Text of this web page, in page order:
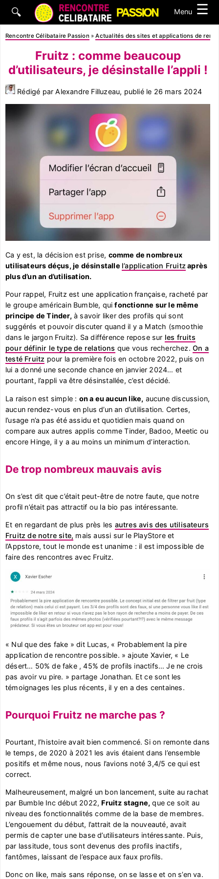
🔍 Menu ☰
Rencontre Célibataire Passion »Actualités des sites et applications de
Fruitz : comme beaucoup
d’utilisateurs, je désinstalle l’appli !
Rédigé par Alexandre Filluzeau, publié le 26 mars 2024
Ca y est, la décision est prise, comme de nombreux
utilisateurs déçus, je désinstalle l’application Fruitz après
plus d’un an d’utilisation.
Pour rappel, Fruitz est une application française, racheté par
le groupe américain Bumble, quifonctionne sur le même
principe de Tinder, à savoir liker des profils qui sont
suggérés et pouvoir discuter quand il y a Match (smoothie
dans le jargon Fruitz). Sa différence repose sur les fruits
pour définir le type de relations que vous recherchez.On a
testé Fruitz pour la première fois en octobre 2022, puis on
lui a donné une seconde chance en janvier 2024… et
pourtant, l’appli va être désinstallée, c’est décidé.
La raison est simple : on a eu aucun like, aucune discussion,
aucun rendez-vous en plus d’un an d’utilisation. Certes,
l’usage n’a pas été assidu et quotidien mais quand on
compare aux autres applis comme Tinder, Badoo, Meetic ou
encore Hinge, il y a au moins un minimum d’interaction.
De trop nombreux mauvais avis
On s’est dit que c’était peut-être de notre faute, que notre
profil n’était pas attractif ou la bio pas intéressante.
Et en regardant de plus près les autres avis des utilisateurs
Fruitz de notre site, mais aussi sur le PlayStore et
l’Appstore, tout le monde est unanime : il est impossible de
faire des rencontres avec Fruitz.
« Nul que des fake » dit Lucas, « Probablement la pire
application de rencontre possible. » ajoute Xavier, « Le
désert… 50% de fake , 45% de profils inactifs… Je ne crois
pas avoir vu pire. » partage Jonathan. Et ce sont les
témoignages les plus récents, il y en a des centaines.
Pourquoi Fruitz ne marche pas ?
Pourtant, l’histoire avait bien commencé. Si on remonte dans
le temps, de 2020 à 2021 les avis étaient dans l’ensemble
positifs et même nous, nous l’avions noté 3,4/5 ce qui est
correct.
Malheureusement, malgré un bon lancement, suite au rachat
par Bumble Inc début 2022, Fruitz stagne, que ce soit au
niveau des fonctionnalités comme de la base de membres.
L’engouement du début, l’attrait de la nouveauté, avait
permis de capter une base d’utilisateurs intéressante. Puis,
par lassitude, tous sont devenus des profils inactifs,
fantômes, laissant de l’espace aux faux profils.
Donc on like, mais sans réponse, on se lasse et on s’en va.